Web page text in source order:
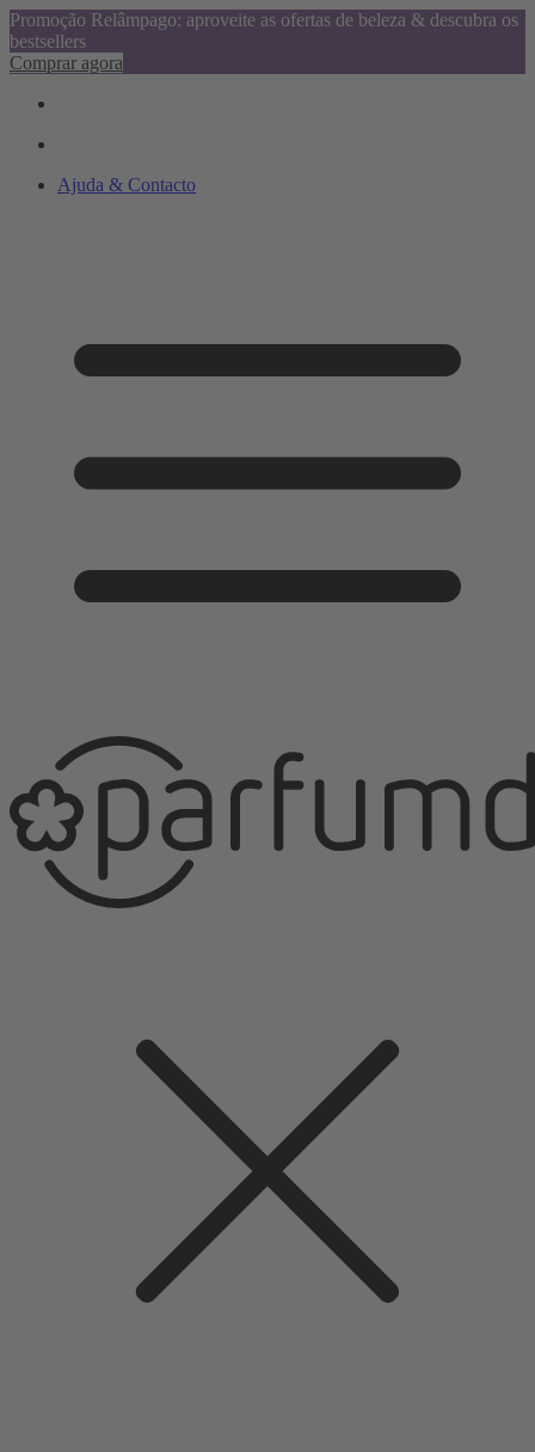
Promoção Relâmpago: aproveite as ofertas de beleza & descubra os
bestsellers
Comprar agora
Ajuda & Contacto